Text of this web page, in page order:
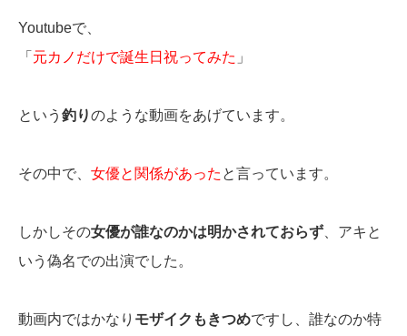
Youtubeで、
「 元カノだけで誕生日祝ってみた 」
という 釣りのような動画をあげています。
その中で、 女優と関係があった と言っています。
しかしその女優が誰なのかは明かされておらず 、アキと
いう偽名での出演でした。
動画内ではかなり モザイクもきつめですし、誰なのか特